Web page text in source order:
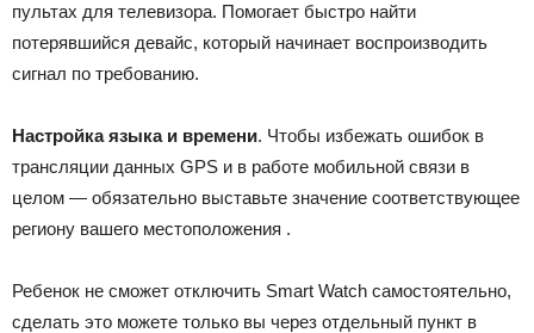
пультах для телевизора. Помогает быстро найти
потерявшийся девайс, который начинает воспроизводить
сигнал по требованию.
Настройка языка и времени. Чтобы избежать ошибок в
трансляции данных GPS и в работе мобильной связи в
целом — обязательно выставьте значение соответствующее
региону вашего местоположения .
Ребенок не сможет отключить Smart Watch самостоятельно,
сделать это можете только вы через отдельный пункт в